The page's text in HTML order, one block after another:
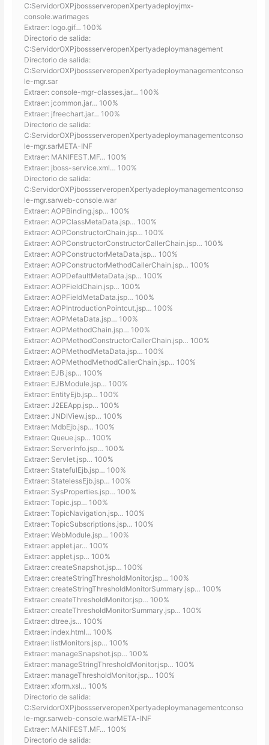
C:ServidorOXPjbossserveropenXpertyadeployjmx-
console.warimages
Extraer: logo.gif… 100%
Directorio de salida:
C:ServidorOXPjbossserveropenXpertyadeploymanagement
Directorio de salida:
C:ServidorOXPjbossserveropenXpertyadeploymanagementconso
le-mgr.sar
Extraer: console-mgr-classes.jar… 100%
Extraer: jcommon.jar… 100%
Extraer: jfreechart.jar… 100%
Directorio de salida:
C:ServidorOXPjbossserveropenXpertyadeploymanagementconso
le-mgr.sarMETA-INF
Extraer: MANIFEST.MF… 100%
Extraer: jboss-service.xml… 100%
Directorio de salida:
C:ServidorOXPjbossserveropenXpertyadeploymanagementconso
le-mgr.sarweb-console.war
Extraer: AOPBinding.jsp… 100%
Extraer: AOPClassMetaData.jsp… 100%
Extraer: AOPConstructorChain.jsp… 100%
Extraer: AOPConstructorConstructorCallerChain.jsp… 100%
Extraer: AOPConstructorMetaData.jsp… 100%
Extraer: AOPConstructorMethodCallerChain.jsp… 100%
Extraer: AOPDefaultMetaData.jsp… 100%
Extraer: AOPFieldChain.jsp… 100%
Extraer: AOPFieldMetaData.jsp… 100%
Extraer: AOPIntroductionPointcut.jsp… 100%
Extraer: AOPMetaData.jsp… 100%
Extraer: AOPMethodChain.jsp… 100%
Extraer: AOPMethodConstructorCallerChain.jsp… 100%
Extraer: AOPMethodMetaData.jsp… 100%
Extraer: AOPMethodMethodCallerChain.jsp… 100%
Extraer: EJB.jsp… 100%
Extraer: EJBModule.jsp… 100%
Extraer: EntityEjb.jsp… 100%
Extraer: J2EEApp.jsp… 100%
Extraer: JNDIView.jsp… 100%
Extraer: MdbEjb.jsp… 100%
Extraer: Queue.jsp… 100%
Extraer: ServerInfo.jsp… 100%
Extraer: Servlet.jsp… 100%
Extraer: StatefulEjb.jsp… 100%
Extraer: StatelessEjb.jsp… 100%
Extraer: SysProperties.jsp… 100%
Extraer: Topic.jsp… 100%
Extraer: TopicNavigation.jsp… 100%
Extraer: TopicSubscriptions.jsp… 100%
Extraer: WebModule.jsp… 100%
Extraer: applet.jar… 100%
Extraer: applet.jsp… 100%
Extraer: createSnapshot.jsp… 100%
Extraer: createStringThresholdMonitor.jsp… 100%
Extraer: createStringThresholdMonitorSummary.jsp… 100%
Extraer: createThresholdMonitor.jsp… 100%
Extraer: createThresholdMonitorSummary.jsp… 100%
Extraer: dtree.js… 100%
Extraer: index.html… 100%
Extraer: listMonitors.jsp… 100%
Extraer: manageSnapshot.jsp… 100%
Extraer: manageStringThresholdMonitor.jsp… 100%
Extraer: manageThresholdMonitor.jsp… 100%
Extraer: xform.xsl… 100%
Directorio de salida:
C:ServidorOXPjbossserveropenXpertyadeploymanagementconso
le-mgr.sarweb-console.warMETA-INF
Extraer: MANIFEST.MF… 100%
Directorio de salida: